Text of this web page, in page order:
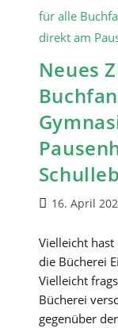
Neues
Beitrag
16. April
Vielleicht
die Bücherei
Vielleicht
Bücherei
gegenüber